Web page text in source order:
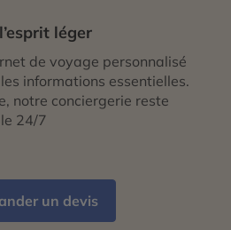
léger
de voyage personnalisé
informations essentielles.
notre conciergerie reste
24/7
un devis